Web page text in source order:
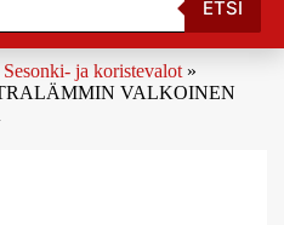
ETSI
Sesonki- ja koristevalot »
VALKOINEN